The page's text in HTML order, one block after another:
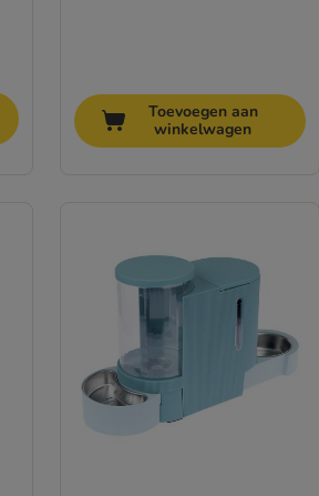
Toevoegen aan
winkelwagen